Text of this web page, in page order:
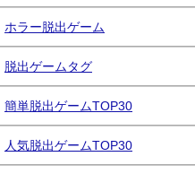
ホラー脱出ゲーム
脱出ゲームタグ
簡単脱出ゲームTOP30
人気脱出ゲームTOP30